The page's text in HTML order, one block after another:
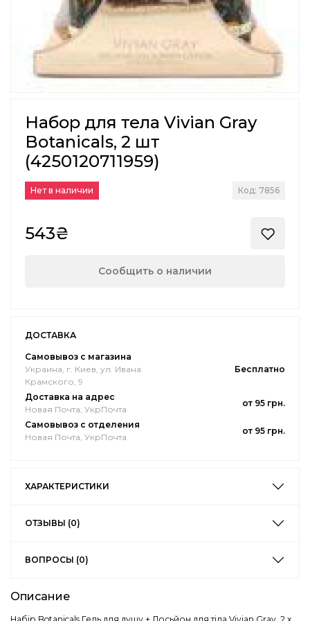
Набор для тела Vivian Gray
Botanicals, 2 шт
(4250120711959)
Нет в наличии Код: 7856
543₴
Сообщить о наличии
ДОСТАВКА
Самовывоз с магазина
Украина, г. Киев, ул. Ивана
Крамского, 9
Бесплатно
Доставка на адрес
Новая Почта, УкрПочта
от 95 грн.
Самовывоз с отделения
Новая Почта, УкрПочта
от 95 грн.
ХАРАКТЕРИСТИКИ
ОТЗЫВЫ (0)
ВОПРОСЫ (0)
Описание